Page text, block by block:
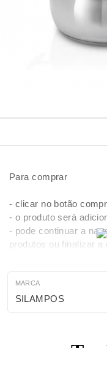
Para comprar
- clicar no botão
- o produto será
- pode continuar a
produtos ou finalizar a
- pagamentos por
Paypal (cartões de
MARCA
SILAMPOS